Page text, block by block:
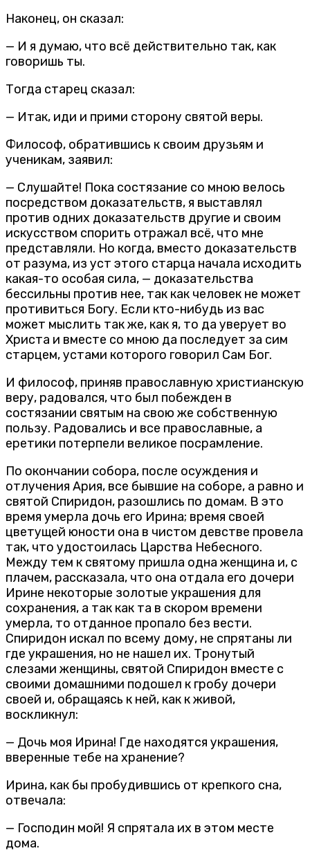
Наконец, он сказал:
— И я думаю, что всё действительно так, как
говоришь ты.
Тогда старец сказал:
— Итак, иди и прими сторону святой веры.
Философ, обратившись к своим друзьям и
ученикам, заявил:
— Слушайте! Пока состязание со мною велось
посредством доказательств, я выставлял
против одних доказательств другие и своим
искусством спорить отражал всё, что мне
представляли. Но когда, вместо доказательств
от разума, из уст этого старца начала исходить
какая-то особая сила, — доказательства
бессильны против нее, так как человек не может
противиться Богу. Если кто-нибудь из вас
может мыслить так же, как я, то да уверует во
Христа и вместе со мною да последует за сим
старцем, устами которого говорил Сам Бог.
И философ, приняв православную христианскую
веру, радовался, что был побежден в
состязании святым на свою же собственную
пользу. Радовались и все православные, а
еретики потерпели великое посрамление.
По окончании собора, после осуждения и
отлучения Ария, все бывшие на соборе, а равно и
святой Спиридон, разошлись по домам. В это
время умерла дочь его Ирина; время своей
цветущей юности она в чистом девстве провела
так, что удостоилась Царства Небесного.
Между тем к святому пришла одна женщина и, с
плачем, рассказала, что она отдала его дочери
Ирине некоторые золотые украшения для
сохранения, а так как та в скором времени
умерла, то отданное пропало без вести.
Спиридон искал по всему дому, не спрятаны ли
где украшения, но не нашел их. Тронутый
слезами женщины, святой Спиридон вместе с
своими домашними подошел к гробу дочери
своей и, обращаясь к ней, как к живой,
воскликнул:
— Дочь моя Ирина! Где находятся украшения,
вверенные тебе на хранение?
Ирина, как бы пробудившись от крепкого сна,
отвечала:
— Господин мой! Я спрятала их в этом месте
дома.